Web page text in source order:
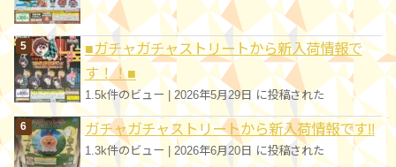
■ガチャガチャストリートから新入荷情報で
す！！■
1.5k件のビュー |2026年5月29日 に投稿された
ガチャガチャストリートから新入荷情報です!!
1.3k件のビュー 2026年6月20日 に投稿された